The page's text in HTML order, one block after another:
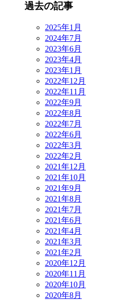
過去の記事
2025年1月
2024年7月
2023年6月
2023年4月
2023年1月
2022年12月
2022年11月
2022年9月
2022年8月
2022年7月
2022年6月
2022年3月
2022年2月
2021年12月
2021年10月
2021年9月
2021年8月
2021年7月
2021年6月
2021年4月
2021年3月
2021年2月
2020年12月
2020年11月
2020年10月
2020年8月